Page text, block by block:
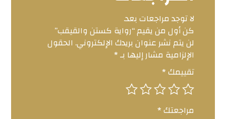
لا توجد مراجعات بعد.
كن أول من يقيم “رواية كستن والقيقب”
لن يتم نشر عنوان بريدك الإلكتروني. الحقول
الإلزامية مشار إليها بـ*
تقييمك*
مراجعتك*